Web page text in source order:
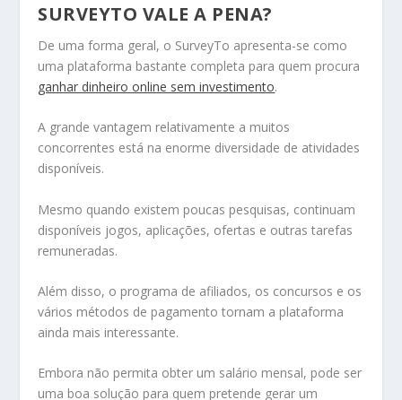
SURVEYTO VALE A PENA?
De uma forma geral, o SurveyTo apresenta-se como
uma plataforma bastante completa para quem procura
ganhar dinheiro online sem investimento.
A grande vantagem relativamente a muitos
concorrentes está na enorme diversidade de atividades
disponíveis.
Mesmo quando existem poucas pesquisas, continuam
disponíveis jogos, aplicações, ofertas e outras tarefas
remuneradas.
Além disso, o programa de afiliados, os concursos e os
vários métodos de pagamento tornam a plataforma
ainda mais interessante.
Embora não permita obter um salário mensal, pode ser
uma boa solução para quem pretende gerar um